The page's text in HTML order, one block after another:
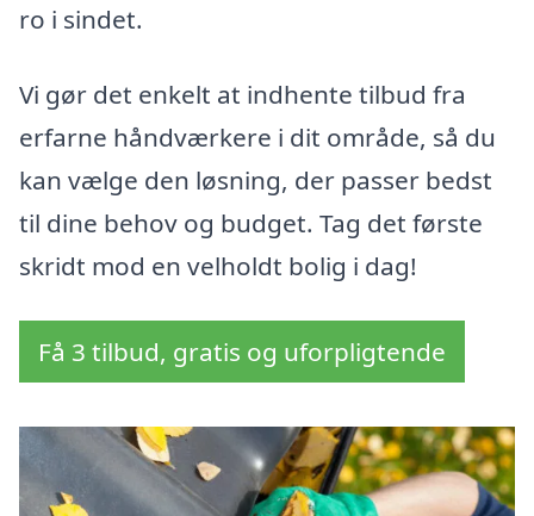
ro i sindet.
Vi gør det enkelt at indhente tilbud fra
erfarne håndværkere i dit område, så du
kan vælge den løsning, der passer bedst
til dine behov og budget. Tag det første
skridt mod en velholdt bolig i dag!
Få 3 tilbud, gratis og uforpligtende